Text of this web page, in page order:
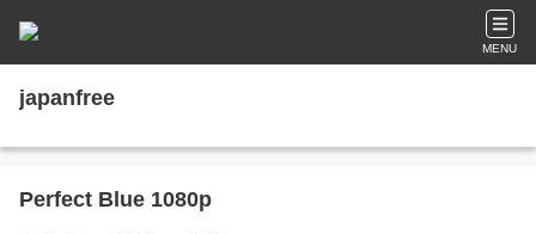
MENU
japanfree
Perfect Blue 1080p